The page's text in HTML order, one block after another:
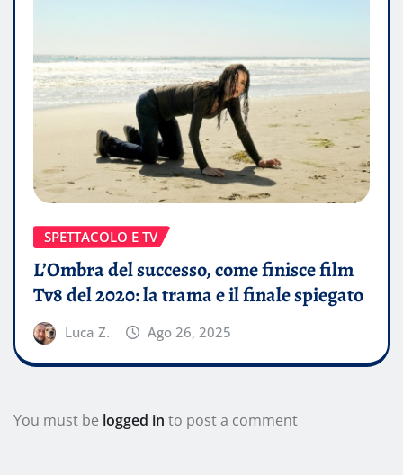
SPETTACOLO E TV
L’Ombra del successo, come finisce film
Tv8 del 2020: la trama e il finale spiegato
Luca Z. Ago 26, 2025
You must be logged in to post a comment